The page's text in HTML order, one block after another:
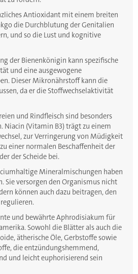
Antioxidant mit einem breiten
die Durchblutung der Genitalien
und so die Lust und kognitive
der Bienenkönigin kann spezifische
und eine ausgewogene
Dieser Mikronährstoff kann die
da er die Stoffwechselaktivität
und Rindfleisch sind besonders
Niacin (Vitamin B3) trägt zu einem
zur Verringerung von Müdigkeit
einer normalen Beschaffenheit der
der Scheide bei.
Mineralmischungen haben
Sie versorgen den Organismus nicht
können auch dazu beitragen, den
und bewährte Aphrodisiakum für
Sowohl die Blätter als auch die
ätherische Öle, Gerbstoffe sowie
die entzündungshemmend,
und leicht euphorisierend sein